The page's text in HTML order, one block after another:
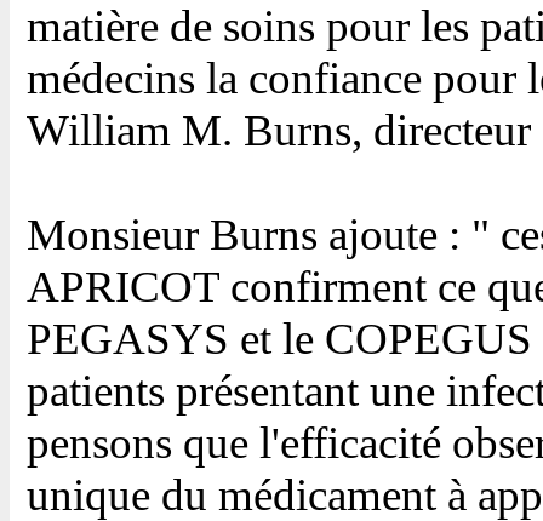
matière de soins pour les
médecins la confiance pour
William M. Burns, directeur
Monsieur Burns ajoute : "
APRICOT confirment ce
PEGASYS et le COPEGUS
patients présentant une
pensons que l'efficacité
unique du médicament à